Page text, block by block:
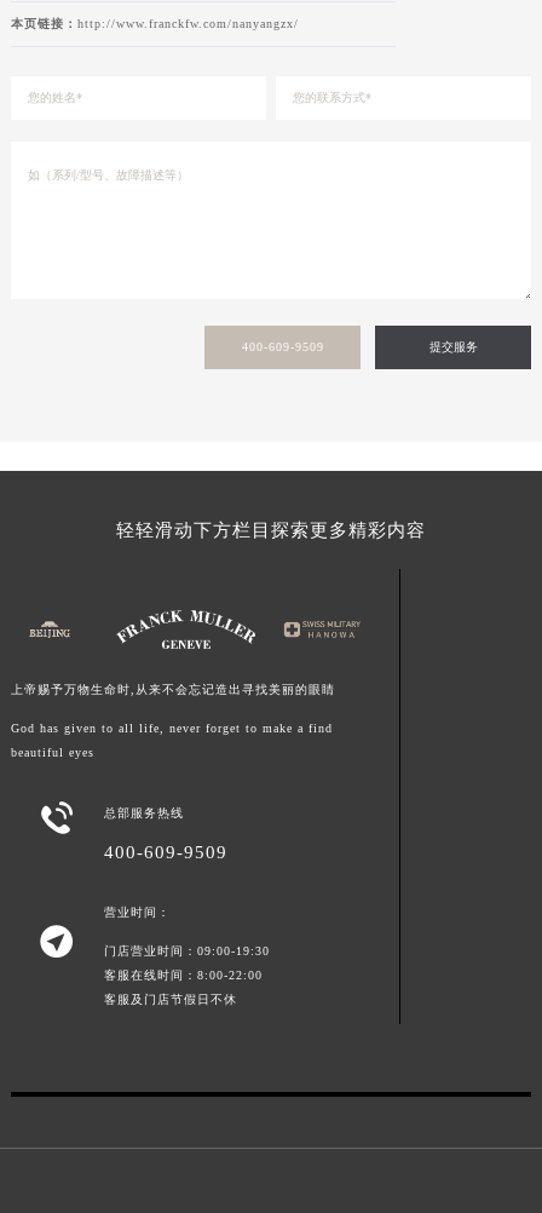
本页链接： http://www.franckfw.com/nanyangzx/
400-609-9509 提交服务
轻轻滑动下方栏目探索更多精彩内容
上帝赐予万物生命时,从来不会忘记造出寻找美丽的眼睛
God has given to all life, never forget to make a find
beautiful eyes
 总部服务热线
400-609-9509

营业时间：
门店营业时间：09:00-19:30
客服在线时间：8:00-22:00
客服及门店节假日不休